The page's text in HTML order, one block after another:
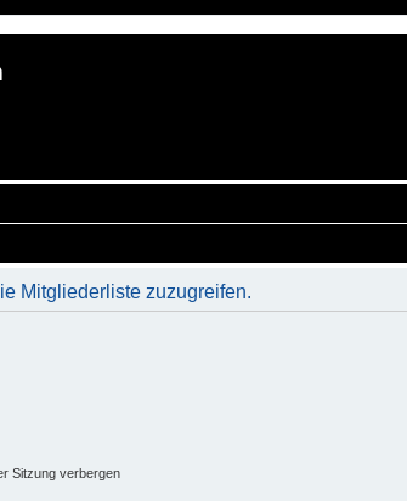
Mitgliederliste zuzugreifen.
Sitzung verbergen